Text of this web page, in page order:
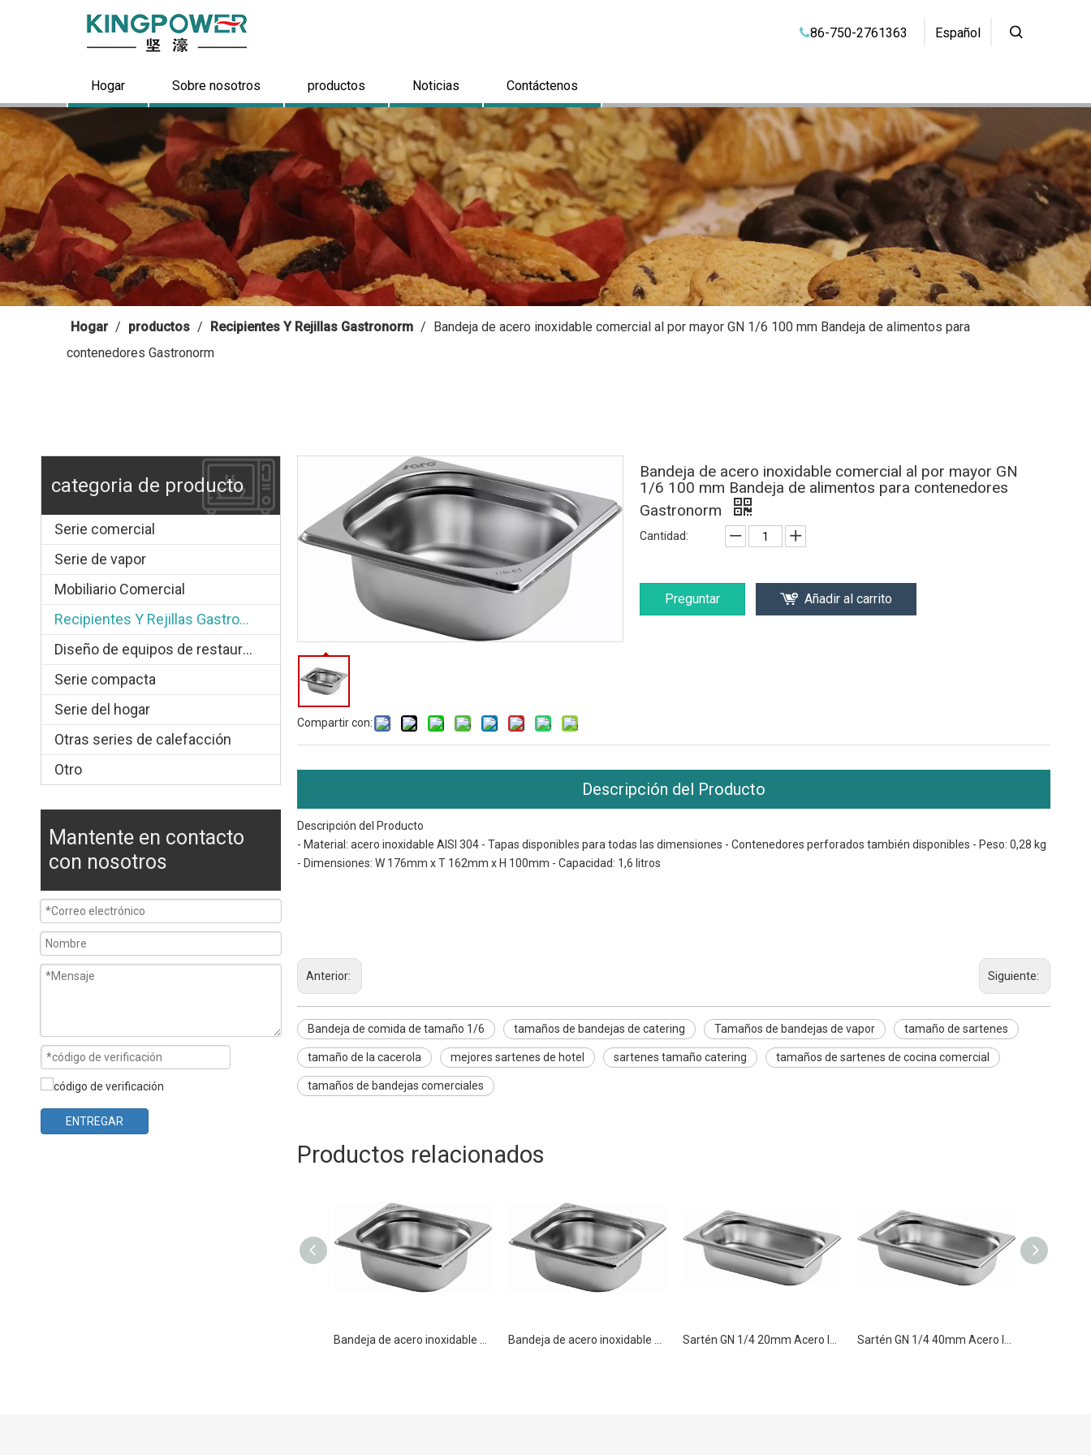
86-750-2761363 Español
Hogar Sobre nosotros productos Noticias Contáctenos
Hogar / productos / Recipientes Y Rejillas Gastronorm / Bandeja de acero inoxidable comercial al por mayor GN 1/6 100 mm Bandeja de alimentos para
contenedores Gastronorm
categoria de producto
Serie comercial
Serie de vapor
Mobiliario Comercial
Recipientes Y Rejillas Gastronorm
Diseño de equipos de restauración.
Serie compacta
Serie del hogar
Otras series de calefacción
Otro
Mantente en contacto
con nosotros
ENTREGAR
Compartir con:
Bandeja de acero inoxidable comercial al por mayor GN
1/6 100 mm Bandeja de alimentos para contenedores
Gastronorm
Cantidad:
Preguntar Añadir al carrito
Descripción del Producto
Descripción del Producto
- Material: acero inoxidable AISI 304 - Tapas disponibles para todas las dimensiones - Contenedores perforados también disponibles - Peso: 0,28 kg
- Dimensiones: W 176mm x T 162mm x H 100mm - Capacidad: 1,6 litros
Anterior: Siguiente:
Bandeja de comida de tamaño 1/6 tamaños de bandejas de catering Tamaños de bandejas de vapor tamaño de sartenes
tamaño de la cacerola mejores sartenes de hotel sartenes tamaño catering tamaños de sartenes de cocina comercial
tamaños de bandejas comerciales
Productos relacionados